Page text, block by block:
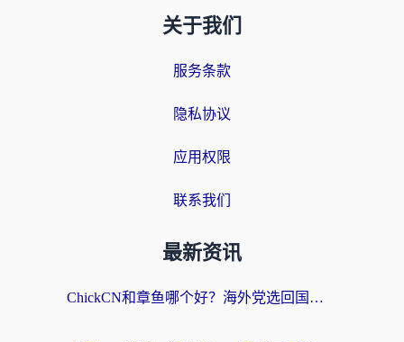
关于我们
服务条款
隐私协议
应用权限
联系我们
最新资讯
ChickCN和章鱼哪个好？海外党选回国加速器的3个关键维度 + 实用避坑指南